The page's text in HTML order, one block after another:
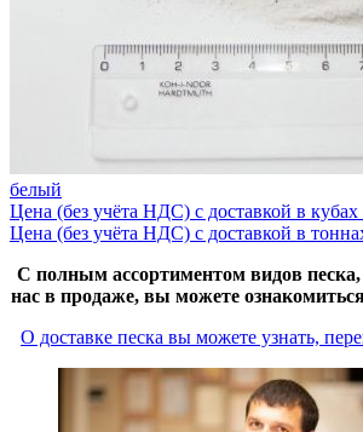
белый
Цена (без учёта НДС) с доставкой в
Цена (без учёта НДС) с доставкой в
С полным ассортиментом видов
нас в продаже, вы можете
О доставке песка вы можете узнать,